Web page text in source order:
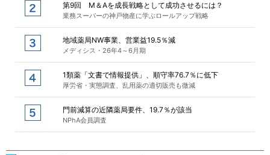
第9回 M＆Aを成長戦略として成功させるには？
業務スーパーの神戸物産に学ぶロールアップ戦略
地域薬局NW事業、営業益19.5％減
メディシス・26年4～6月期
1類薬「文書で情報提供」、順守率76.7％に低下
厚労省・実態調査、乱用薬の適切販売も微減
門前減算の近隣薬局要件、19.7％が該当
NPhA会員調査